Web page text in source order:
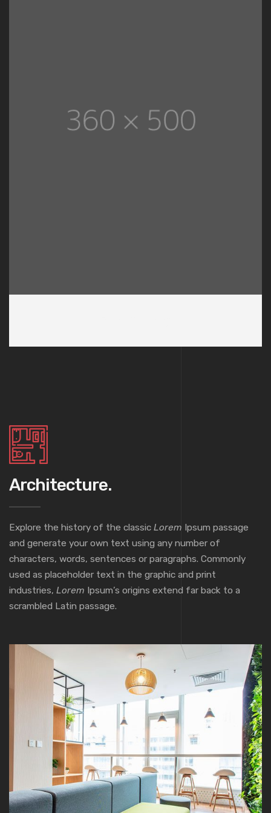
Architecture.
Explore the history of the classic Lorem Ipsum passage
and generate your own text using any number of
characters, words, sentences or paragraphs. Commonly
used as placeholder text in the graphic and print
industries, Lorem Ipsum’s origins extend far back to a
scrambled Latin passage.